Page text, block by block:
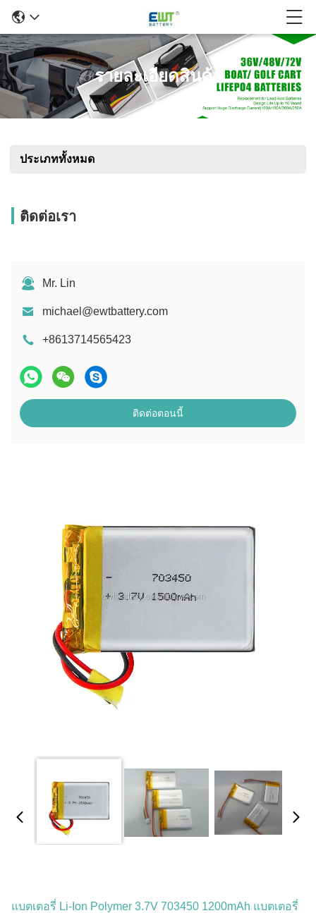
รายละเอียดสินค้า
ประเภททั้งหมด
ติดต่อเรา
Mr. Lin
michael@ewtbattery.com
+8613714565423
ติดต่อตอนนี้
แบตเตอรี่ Li-Ion Polymer 3.7V 703450 1200mAh แบตเตอรี่